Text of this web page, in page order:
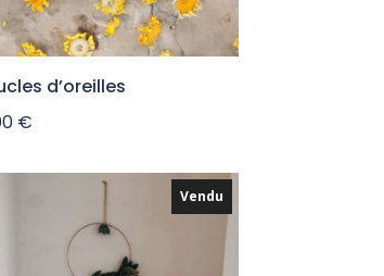
d’oreilles
€
Vendu